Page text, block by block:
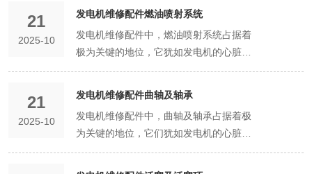
如，在发电机的活塞与气缸壁之间，机油
的润滑作用可以防止活塞在上下运动时对
气缸壁造成过度磨损，确保气缸的密封
发电机发动机在工作过程中会产生大量的
热量，如果这些热量不能及时散发出去，
就会导致发动机温度过高，引发一系列严
重问题，如零件变形、机油变质等。发动
组成来看，控制面板通常采用高强度工程
塑料外壳，具备良好的抗冲击性与耐腐蚀
性，能适应多种恶劣工况。面板上集成有
高级功能键，各按键布局合理，触感清
晰，确保操作人员能在紧急情况下迅速且
准确地进行操作。同时，面板上还配备有
提供着不可或缺的支持。 进气部件，主要
承担着为发电机内部燃烧过程输送新鲜空
气的重任。其设计往往经过精心考量，以
确保在各种工况下都能提供稳定且充足的
气流。进气管道通常采用耐高温、耐腐蚀
的材料制成，以应对发电机运行时产生的
21
2025-10
发电机维修配件燃油喷射系统
发电机维修配件中，燃油喷射系统占据着
极为关键的地位，它犹如发电机的心脏泵
血机制，精准且高效地控制着燃油的供
油器、燃油压力调节器以及相关管路等部
件构成。燃油泵作为动力源泉，负责将燃
油从油箱中抽取出来，并以合适的压力输
21
2025-10
发电机维修配件曲轴及轴承
发电机维修配件中，曲轴及轴承占据着极
为关键的地位，它们犹如发电机的心脏与
关节，直接决定着发电机的运行效率与使